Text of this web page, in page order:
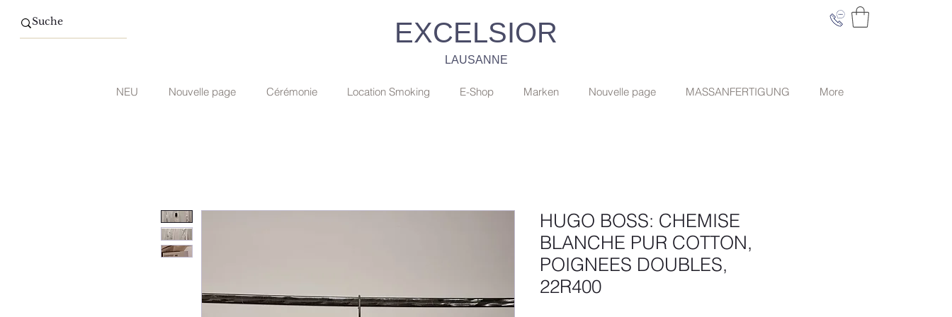
EXCELSIOR
LAUSANNE
NEU Nouvelle page Cérémonie Location Smoking E-Shop Marken Nouvelle page MASSANFERTIGUNG More
HUGO BOSS: CHEMISE
BLANCHE PUR COTTON,
POIGNEES DOUBLES,
22R400